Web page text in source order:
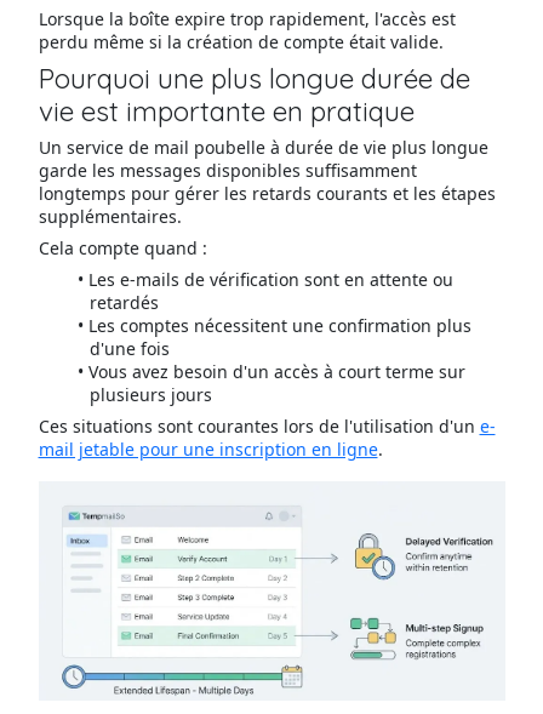
Lorsque la boîte expire trop rapidement, l'accès est
perdu même si la création de compte était valide.
Pourquoi une plus longue durée de
vie est importante en pratique
Un service de mail poubelle à durée de vie plus longue
garde les messages disponibles suffisamment
longtemps pour gérer les retards courants et les étapes
supplémentaires.
Cela compte quand :
Les e-mails de vérification sont en attente ou
retardés
Les comptes nécessitent une confirmation plus
d'une fois
Vous avez besoin d'un accès à court terme sur
plusieurs jours
Ces situations sont courantes lors de l'utilisation d'un e-
mail jetable pour une inscription en ligne.